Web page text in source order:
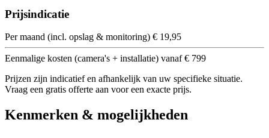
Prijsindicatie
Per maand (incl. opslag & monitoring) € 19,95
Eenmalige kosten (camera's + installatie) vanaf € 799
Prijzen zijn indicatief en afhankelijk van uw specifieke situatie.
Vraag een gratis offerte aan voor een exacte prijs.
Kenmerken & mogelijkheden